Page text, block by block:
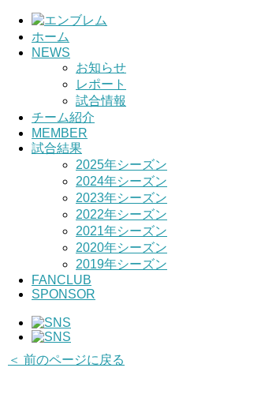
ホーム
NEWS
お知らせ
レポート
試合情報
チーム紹介
MEMBER
試合結果
2025年シーズン
2024年シーズン
2023年シーズン
2022年シーズン
2021年シーズン
2020年シーズン
2019年シーズン
FANCLUB
SPONSOR
＜ 前のページに戻る